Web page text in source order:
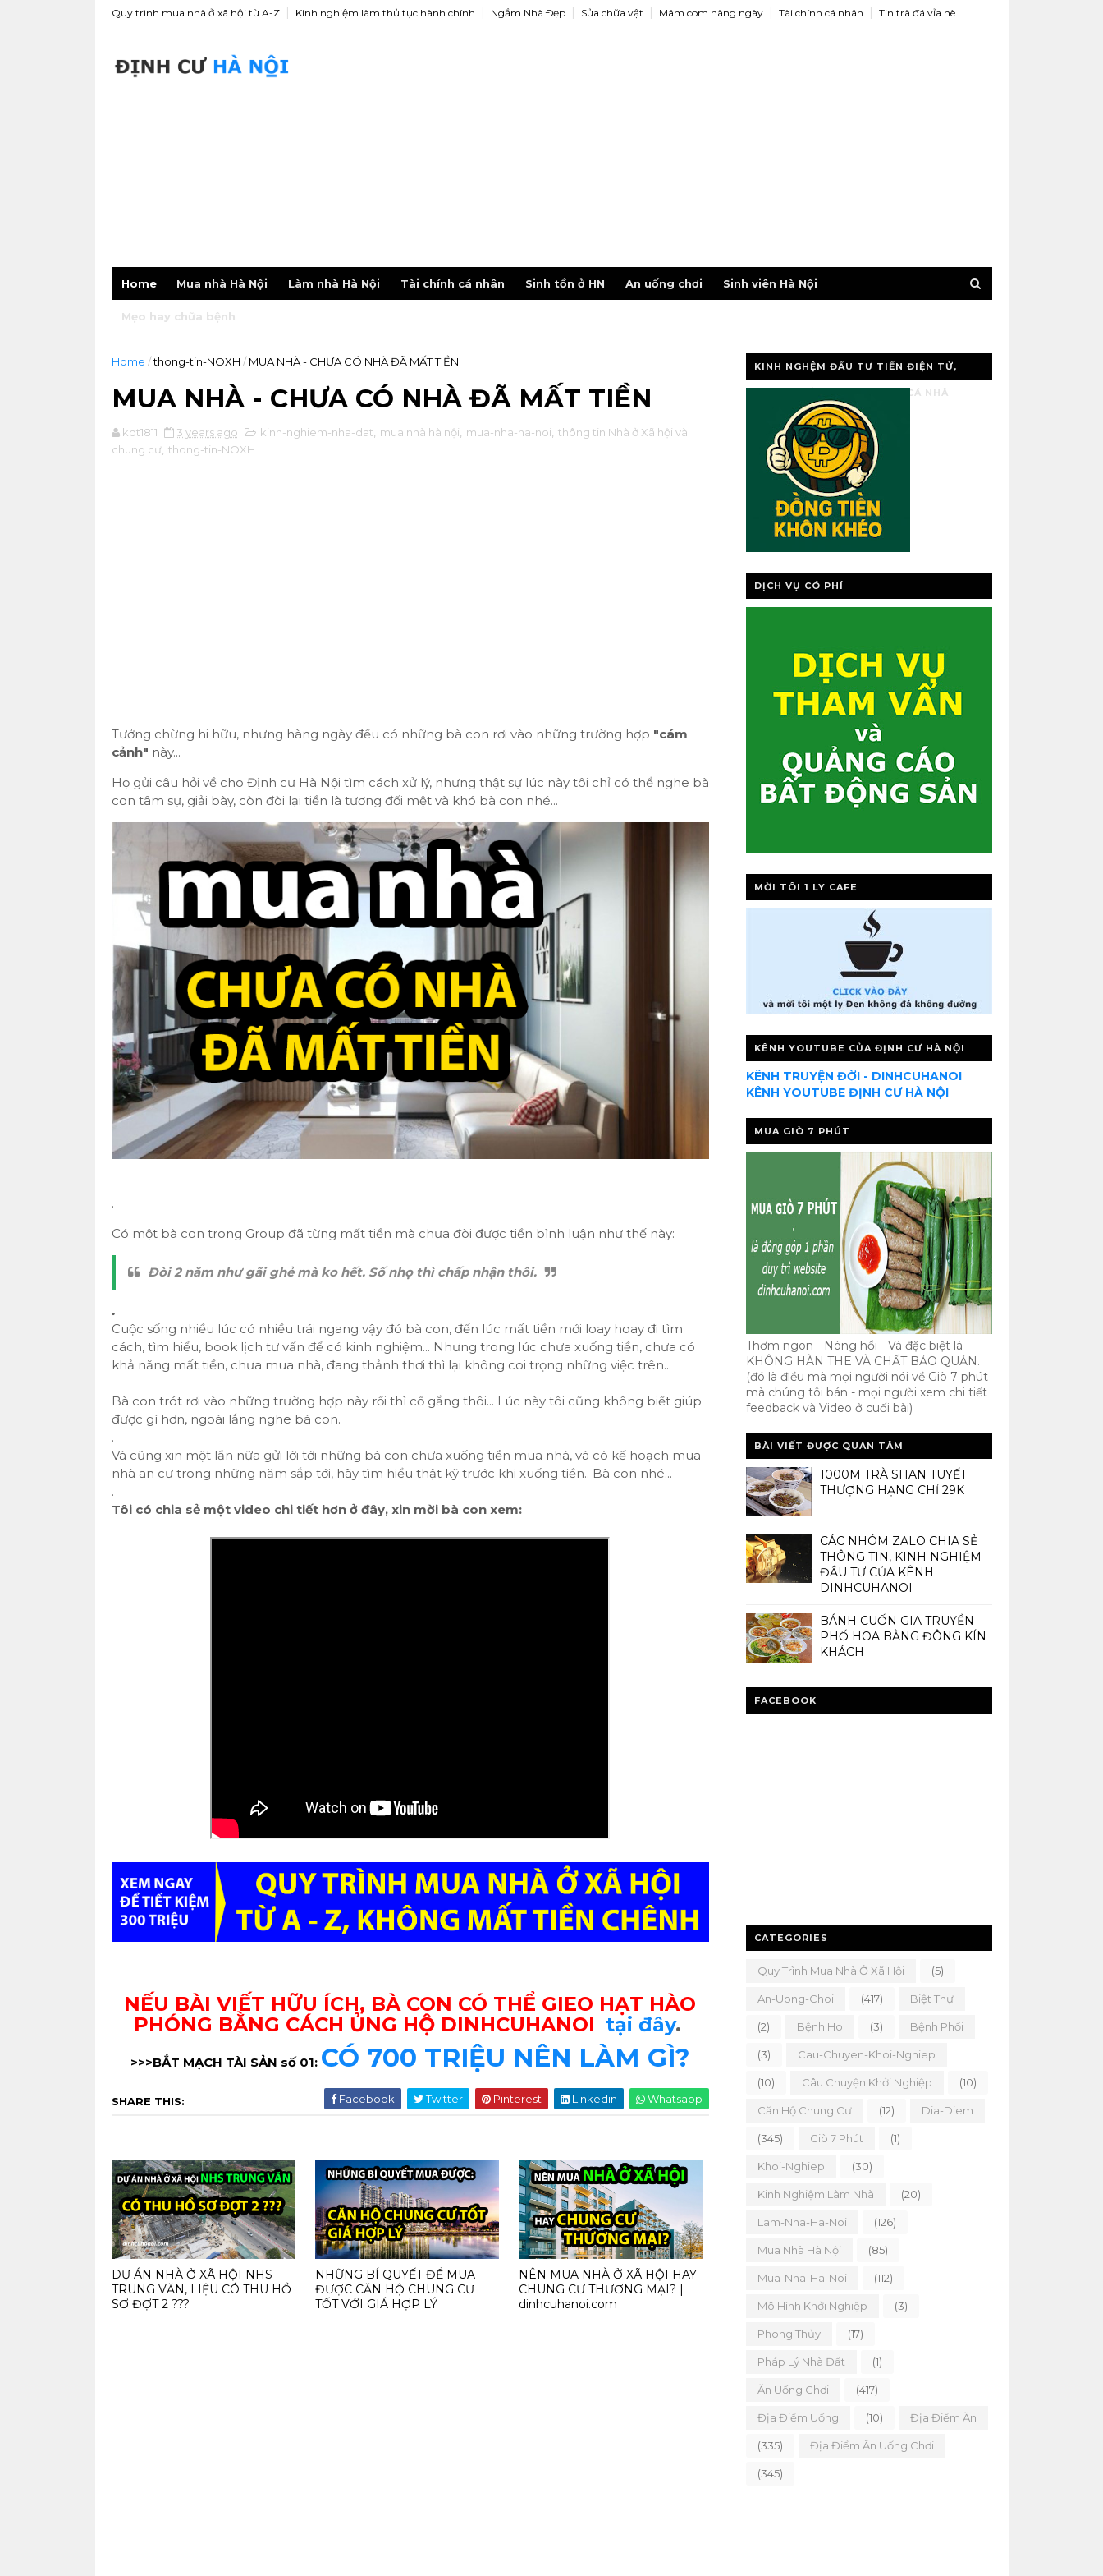
Quy trình mua nhà ở xã hội từ A-Z Kinh nghiệm làm thủ tục hành chính Ngắm Nhà Ðẹp Sửa chữa vật Mâm com hàng ngày Tài chính cá nhân Tin trà đá vỉa hè
Home Mua nhà Hà Nội Làm nhà Hà Nội Tài chính cá nhân Sinh tồn ở HN An uống chơi Sinh viên Hà Nội
Mẹo hay chữa bệnh
Home /thong-tin-NOXH / MUA NHÀ - CHƯA CÓ NHÀ ĐÃ MẤT TIỀN
MUA NHÀ - CHƯA CÓ NHÀ ĐÃ MẤT TIỀN
kdt1811 3 years ago kinh-nghiem-nha-dat mua nhà hà nội mua-nha-ha-noi thông tin Nhà ở Xã hội và
chung cư, thong-tin-NOXH
Tưởng chừng hi hữu, nhưng hàng ngày đều có những bà con rơi vào những trường hợp "cám
cảnh" này...
Họ gửi câu hỏi về cho Định cư Hà Nội tìm cách xử lý, nhưng thật sự lúc này tôi chỉ có thể nghe bà
con tâm sự, giải bày, còn đòi lại tiền là tương đối mệt và khó bà con nhé...
.
Có một bà con trong Group đã từng mất tiền mà chưa đòi được tiền bình luận như thế này:
Đòi 2 năm như gãi ghẻ mà ko hết. Số nhọ thì chấp nhận thôi.
.
Cuộc sống nhiều lúc có nhiều trái ngang vậy đó bà con, đến lúc mất tiền mới loay hoay đi tìm
cách, tìm hiểu, book lịch tư vấn để có kinh nghiệm... Nhưng trong lúc chưa xuống tiền, chưa có
khả năng mất tiền, chưa mua nhà, đang thảnh thơi thì lại không coi trọng những việc trên...
Bà con trót rơi vào những trường hợp này rồi thì cố gắng thôi... Lúc này tôi cũng không biết giúp
được gì hơn, ngoài lắng nghe bà con.
.
Và cũng xin một lần nữa gửi lời tới những bà con chưa xuống tiền mua nhà, và có kế hoạch mua
nhà an cư trong những năm sắp tới, hãy tìm hiểu thật kỹ trước khi xuống tiền.. Bà con nhé...
.
Tôi có chia sẻ một video chi tiết hơn ở đây, xin mời bà con xem:
NẾU BÀI VIẾT HỮU ÍCH, BÀ CON CÓ THỂ GIEO HẠT HÀO
PHÓNG BẰNG CÁCH ỦNG HỘ DINHCUHANOI tại đây.
>>>BẮT MẠCH TÀI SẢN số 01: CÓ 700 TRIỆU NÊN LÀM GÌ?
SHARE THIS: Facebook Twitter Pinterest Linkedin Whatsapp
DỰ ÁN NHÀ Ở XÃ HỘI NHS
TRUNG VĂN, LIỆU CÓ THU HỒ
SƠ ĐỢT 2 ???
NHỮNG BÍ QUYẾT ĐỂ MUA
ĐƯỢC CĂN HỘ CHUNG CƯ
TỐT VỚI GIÁ HỢP LÝ
NÊN MUA NHÀ Ở XÃ HỘI HAY
CHUNG CƯ THƯƠNG MẠI? |
dinhcuhanoi.com
KINH NGHỆM ĐẦU TƯ TIỀN ĐIỆN TỬ,
VÀNG, QUẢN LÝ TÀI CHÍNH CÁ NHÂ
DỊCH VỤ CÓ PHÍ
MỜI TÔI 1 LY CAFE
KÊNH YOUTUBE CỦA ĐỊNH CƯ HÀ NỘI
KÊNH TRUYỆN ĐỜI - DINHCUHANOI
KÊNH YOUTUBE ĐỊNH CƯ HÀ NỘI
MUA GIÒ 7 PHÚT
Thơm ngon - Nóng hổi - Và đặc biệt là
KHÔNG HÀN THE VÀ CHẤT BẢO QUẢN.
(đó là điều mà mọi người nói về Giò 7 phút
mà chúng tôi bán - mọi người xem chi tiết
feedback và Video ở cuối bài)
BÀI VIẾT ĐƯỢC QUAN TÂM
1000M TRÀ SHAN TUYẾT
THƯỢNG HẠNG CHỈ 29K
CÁC NHÓM ZALO CHIA SẺ
THÔNG TIN, KINH NGHIỆM
ĐẦU TƯ CỦA KÊNH
DINHCUHANOI
BÁNH CUỐN GIA TRUYỀN
PHỐ HOA BẰNG ĐÔNG KÍN
KHÁCH
FACEBOOK
CATEGORIES
Quy Trình Mua Nhà Ở Xã Hội (5)
An-Uong-Choi (417) Biệt Thự
(2) Bệnh Ho (3) Bệnh Phổi
(3) Cau-Chuyen-Khoi-Nghiep
(10) Câu Chuyện Khởi Nghiệp (10)
Căn Hộ Chung Cư (12) Dia-Diem
(345) Giò 7 Phút (1)
Khoi-Nghiep (30)
Kinh Nghiệm Làm Nhà (20)
Lam-Nha-Ha-Noi (126)
Mua Nhà Hà Nội (85)
Mua-Nha-Ha-Noi (112)
Mô Hình Khởi Nghiệp (3)
Phong Thủy (17)
Pháp Lý Nhà Đất (1)
Ăn Uống Chơi (417)
Địa Điểm Uống (10) Địa Điểm Ăn
(335) Địa Điểm Ăn Uống Chơi
(345)